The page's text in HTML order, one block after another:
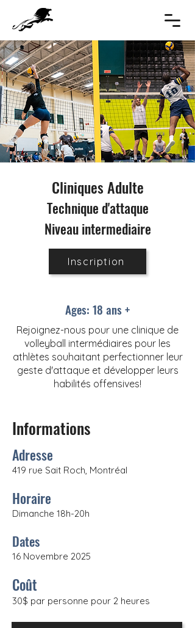
Cliniques Adulte
Technique d'attaque
Niveau intermediaire
Inscription
Ages: 18 ans +
Rejoignez-nous pour une clinique de
volleyball intermédiaires pour les
athlètes souhaitant perfectionner leur
geste d'attaque et développer leurs
habilités offensives!
Informations
Adresse
419 rue Sait Roch, Montréal
Horaire
Dimanche 18h-20h
Dates
16 Novembre 2025
Coût
30$ par personne pour 2 heures